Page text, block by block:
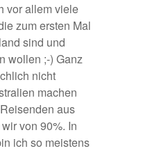
vor allem viele
zum ersten Mal
sind und
wollen ;-) Ganz
nicht
machen
aus
von 90%. In
ich so meistens